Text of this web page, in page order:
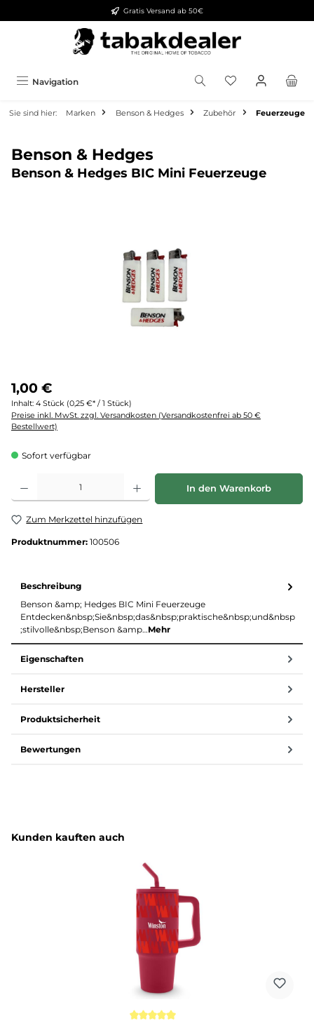
Gratis Versand ab 50€
Navigation
Sie sind hier: Marken Benson & Hedges Zubehör Feuerzeuge
Benson & Hedges
Benson & Hedges BIC Mini Feuerzeuge
1,00 €
Inhalt: 4 Stück (0,25 €* / 1 Stück)
Preise inkl. MwSt. zzgl. Versandkosten (Versandkostenfrei ab 50 €
Bestellwert)
Sofort verfügbar
Produkt Anzahl: Gib den gewünschten Wert ein oder benutze die Schaltflächen
In den Warenkorb
Zum Merkzettel hinzufügen
Produktnummer: 100506
Beschreibung
Benson &amp; Hedges BIC Mini Feuerzeuge
Entdecken&nbsp;Sie&nbsp;das&nbsp;praktische&nbsp;und&nbsp
;stilvolle&nbsp;Benson &amp…Mehr
Eigenschaften
Hersteller
Produktsicherheit
Bewertungen
Produktgalerie überspringen
Kunden kauften auch